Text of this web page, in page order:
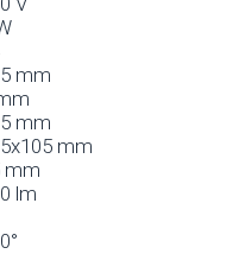
mm
mm
mm
mm
lm